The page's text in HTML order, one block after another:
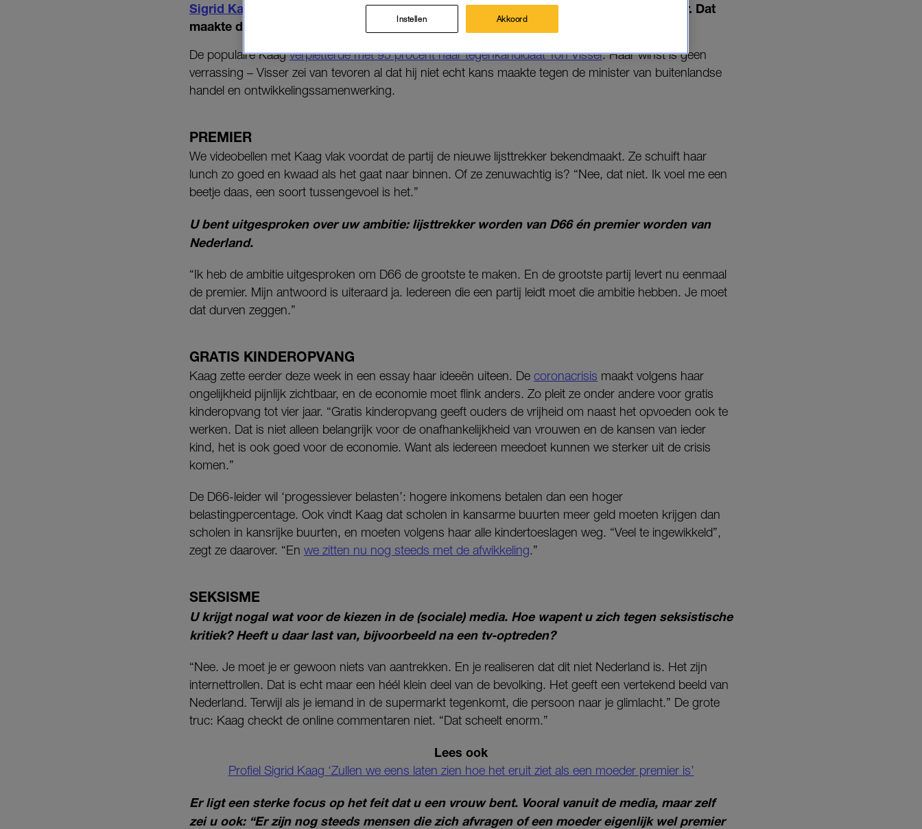
Sigrid Kaag
is D66-lijsttrekker bij de Tweede Kamerverkiezingen in maart volgend jaar. Dat
maakte de partij
vrijdagmiddag bekend. Het eerste interview doet ze met LINDA.nl.
De populaire Kaagverpletterde met 95 procent haar tegenkandidaat Ton Visser. Haar winst is geen
verrassing – Visser zei van tevoren al dat hij niet echt kans maakte tegen de minister van buitenlandse
handel en ontwikkelingssamenwerking.
PREMIER
We videobellen met Kaag vlak voordat de partij de nieuwe lijsttrekker bekendmaakt. Ze schuift haar
lunch zo goed en kwaad als het gaat naar binnen. Of ze zenuwachtig is? “Nee, dat niet. Ik voel me een
beetje daas, een soort tussengevoel is het.”
U bent uitgesproken over uw ambitie: lijsttrekker worden van D66 én premier worden van
Nederland.
“Ik heb de ambitie uitgesproken om D66 de grootste te maken. En de grootste partij levert nu eenmaal
de premier. Mijn antwoord is uiteraard ja. Iedereen die een partij leidt moet die ambitie hebben. Je moet
dat durven zeggen.”
GRATIS KINDEROPVANG
Kaag zette eerder deze week in een essay haar ideeën uiteen. De coronacrisis maakt volgens haar
ongelijkheid pijnlijk zichtbaar, en de economie moet flink anders. Zo pleit ze onder andere voor gratis
kinderopvang tot vier jaar. “Gratis kinderopvang geeft ouders de vrijheid om naast het opvoeden ook te
werken. Dat is niet alleen belangrijk voor de onafhankelijkheid van vrouwen en de kansen van ieder
kind, het is ook goed voor de economie. Want als iedereen meedoet kunnen we sterker uit de crisis
komen.”
De D66-leider wil ‘progessiever belasten’: hogere inkomens betalen dan een hoger
belastingpercentage. Ook vindt Kaag dat scholen in kansarme buurten meer geld moeten krijgen dan
scholen in kansrijke buurten, en moeten volgens haar alle kindertoeslagen weg. “Veel te ingewikkeld”,
zegt ze daarover. “En we zitten nu nog steeds met de afwikkeling.”
SEKSISME
U krijgt nogal wat voor de kiezen in de (sociale) media. Hoe wapent u zich tegen seksistische
kritiek? Heeft u daar last van, bijvoorbeeld na een tv-optreden?
“Nee. Je moet je er gewoon niets van aantrekken. En je realiseren dat dit niet Nederland is. Het zijn
internettrollen. Dat is echt maar een héél klein deel van de bevolking. Het geeft een vertekend beeld van
Nederland. Terwijl als je iemand in de supermarkt tegenkomt, die persoon naar je glimlacht.” De grote
truc: Kaag checkt de online commentaren niet. “Dat scheelt enorm.”
Lees ook
Profiel Sigrid Kaag ‘Zullen we eens laten zien hoe het eruit ziet als een moeder premier is’
Er ligt een sterke focus op het feit dat u een vrouw bent. Vooral vanuit de media, maar zelf
zei u ook: “Er zijn nog steeds mensen die zich afvragen of een moeder eigenlijk wel premier
Instellen Akkoord